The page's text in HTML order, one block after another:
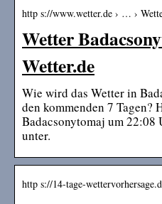
http s://www.wetter.de › … ›
Wetter
Wetter.de
Wie wird das Wetter in
den kommenden 7 Tagen?
Badacsonytomaj um
unter.
http s://14-tage-